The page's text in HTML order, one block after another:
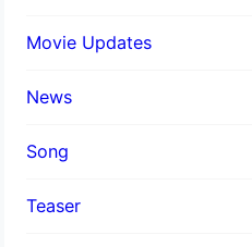
Movie Updates
News
Song
Teaser